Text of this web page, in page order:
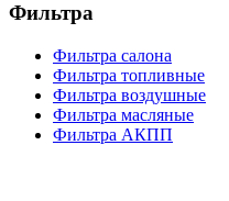
Фильтра
Фильтра салона
Фильтра топливные
Фильтра воздушные
Фильтра масляные
Фильтра АКПП